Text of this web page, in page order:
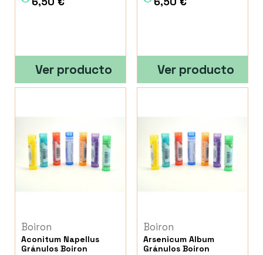
Ver producto Ver producto
Boiron
Aconitum Napellus
Gránulos Boiron
Boiron
Arsenicum Album
Gránulos Boiron